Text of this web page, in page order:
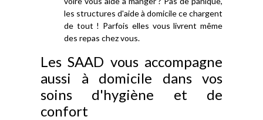
les structures d'aide à domicile ce chargent
de tout ! Parfois elles vous livrent même
des repas chez vous.
Les SAAD vous accompagne
aussi à domicile dans vos
soins d'hygiène et de
confort